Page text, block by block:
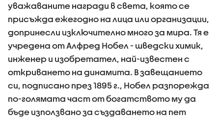
уважаваните награди в света, която се
присъжда ежегодно на лица или организации,
допринесли изключително много за мира. Тя е
учредена от Алфред Нобел - шведски химик,
инженер и изобретател, най-известен с
откриването на динамита. В завещанието
си, подписано през 1895 г., Нобел разпорежда
по-голямата част от богатството му да
бъде използвано за създаването на пет